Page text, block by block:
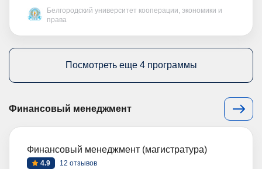
Белгородский университет кооперации, экономики и
права
Посмотреть еще 4 программы
Финансовый менеджмент
Финансовый менеджмент (магистратура)
4.9 12 отзывов